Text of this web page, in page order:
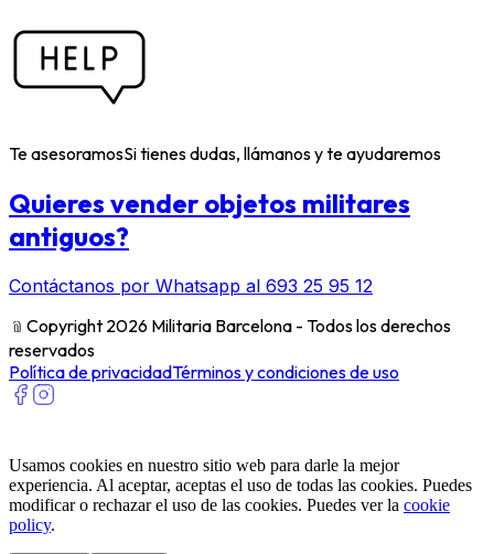
Te asesoramosSi tienes dudas, llámanos y te ayudaremos
Quieres vender objetos militares
antiguos?
Contáctanos por Whatsapp al 693 25 95 12
﹫ Copyright 2026 Militaria Barcelona - Todos los derechos
reservados
Política de privacidadTérminos y condiciones de uso
Usamos cookies en nuestro sitio web para darle la mejor
experiencia. Al aceptar, aceptas el uso de todas las cookies. Puedes
modificar o rechazar el uso de las cookies. Puedes ver la cookie
policy.